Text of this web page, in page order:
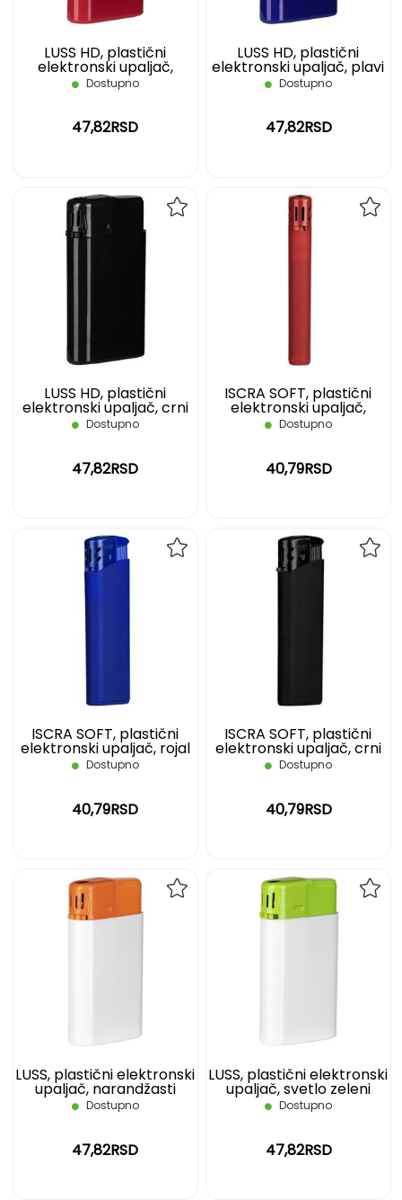
LUSS HD, plastični
elektronski upaljač,
crveni
Dostupno
47,82RSD
LUSS HD, plastični
elektronski upaljač, plavi
Dostupno
47,82RSD
LUSS HD, plastični
elektronski upaljač, crni
Dostupno
47,82RSD
ISCRA SOFT, plastični
elektronski upaljač,
crveni
Dostupno
40,79RSD
ISCRA SOFT, plastični
elektronski upaljač, rojal
plavi
Dostupno
40,79RSD
ISCRA SOFT, plastični
elektronski upaljač, crni
Dostupno
40,79RSD
LUSS, plastični elektronski
upaljač, narandžasti
Dostupno
47,82RSD
LUSS, plastični elektronski
upaljač, svetlo zeleni
Dostupno
47,82RSD